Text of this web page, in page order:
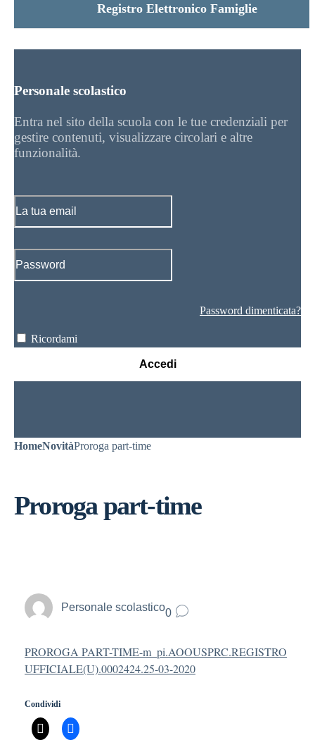
Registro Elettronico Famiglie
Personale scolastico
Entra nel sito della scuola con le tue credenziali per
gestire contenuti, visualizzare circolari e altre
funzionalità.
Password dimenticata?
Ricordami
Accedi
HomeNovitàProroga part-time
Proroga part-time
Personale scolastico0
PROROGA PART-TIME-m_pi.AOOUSPRC.REGISTRO
UFFICIALE(U).0002424.25-03-2020
Condividi